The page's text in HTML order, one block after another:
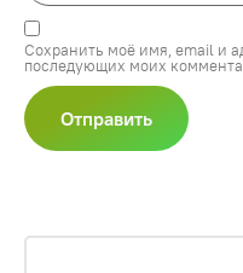
Сохранить моё имя, email и
последующих моих